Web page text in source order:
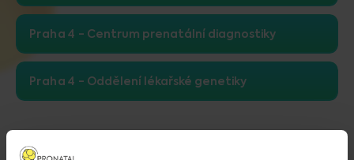
Praha 4 Centrum prenatální diagnostiky
Praha 4 Oddělení lékařské genetiky
PRONATAL Sanatorium